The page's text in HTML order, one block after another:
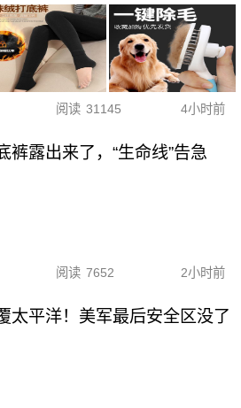
阅读 31145 4小时前
裤露出来了，“生命线”告急
阅读 7652 2小时前
太平洋！美军最后安全区没了